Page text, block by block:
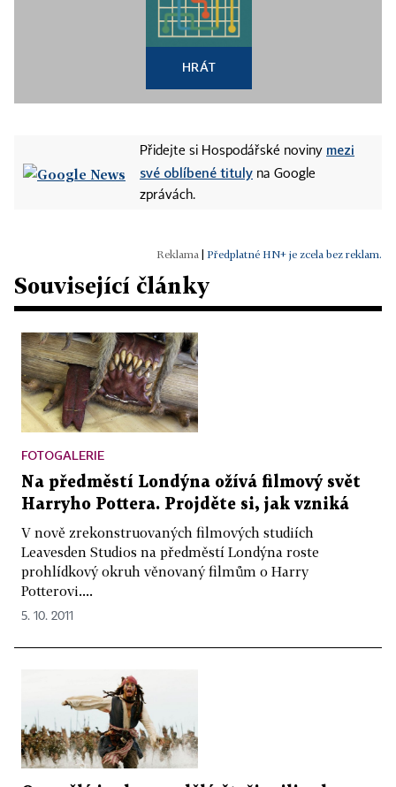
HRÁT
Přidejte si Hospodářské noviny mezi
své oblíbené tituly na Google
zprávách.
Předplatné HN+ je zcela bez reklam.
Související články
FOTOGALERIE
Na předměstí Londýna ožívá filmový svět
Harryho Pottera. Projděte si, jak vzniká
V nově zrekonstruovaných filmových studiích
Leavesden Studios na předměstí Londýna roste
prohlídkový okruh věnovaný filmům o Harry
Potterovi....
5. 10. 2011